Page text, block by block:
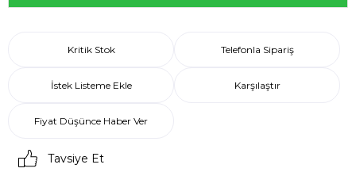
Kritik Stok Telefonla Sipariş
İstek Listeme Ekle Karşılaştır
Fiyat Düşünce Haber Ver
Tavsiye Et